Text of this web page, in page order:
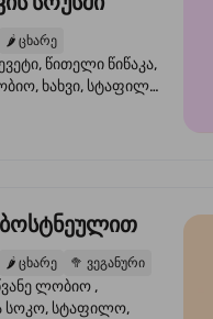
🌶️ ცხარე
წითელი წიწაკა,
ხახვი, სტაფილო,
ნიორი
🌶️ ცხარე 🥦 ვეგანური
ლობიო ,
სოკო, სტაფილო,